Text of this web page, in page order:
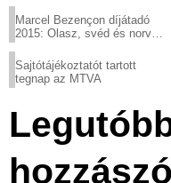
Marcel Bezençon díjátadó
2015: Olasz, svéd és norvég
Sajtótájékoztatót tartott
tegnap az MTVA